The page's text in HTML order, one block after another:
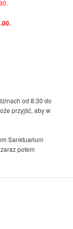
od 8:30 do
przyjść, aby w
Sanktuarium
potem